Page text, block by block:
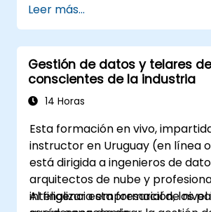
Rocket de Stratio.
Aplicar principios de
aumentada de datos
para cumplimiento, control
seguridad.
Realizar análisis descriptivos y
módulo Intelligence en
Trasladar con confianza
existentes de Databricks a
asegurando flujos de trabajo
fluidos y análisis continuo de
Leer más...
Gestión de datos y telares
conscientes de la industria
14 Horas
Esta formación en vivo,
instructor en Uruguay (en línea
está dirigida a ingenieros de
arquitectos de nube y
inteligencia empresarial de
Al finalizar esta formación, los